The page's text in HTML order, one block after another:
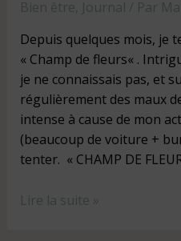
Bien être Journal / Par
Depuis quelques mois, je
« Champ de fleurs« .
je ne connaissais pas, et
régulièrement des maux
intense à cause de mon
(beaucoup de voiture +
tenter. « CHAMP DE
Lire la suite »